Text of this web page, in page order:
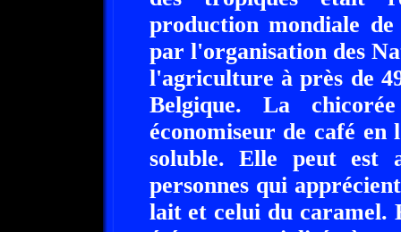
production mondiale
par l'organisation des
l'agriculture à près de
Belgique. La
économiseur de café
soluble. Elle peut est
personnes qui
lait et celui du caramel.